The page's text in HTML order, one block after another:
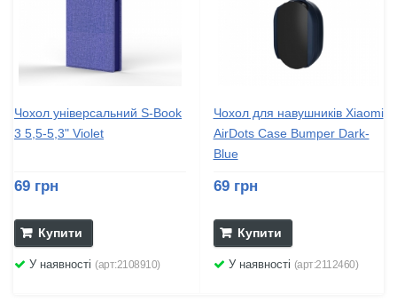
Чохол універсальний S-Book
3 5,5-5,3" Violet
69 грн
Купити
У наявності (арт:2108910)
Чохол для навушників Xiaomi
AirDots Case Bumper Dark-
Blue
69 грн
Купити
У наявності (арт:2112460)